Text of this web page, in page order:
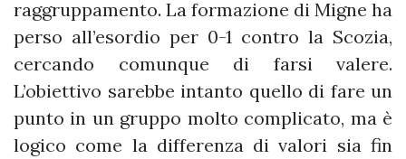
raggruppamento. La formazione di Migne ha
perso all’esordio per 0-1 contro la Scozia,
cercando comunque di farsi valere.
L’obiettivo sarebbe intanto quello di fare un
punto in un gruppo molto complicato, ma è
logico come la differenza di valori sia fin